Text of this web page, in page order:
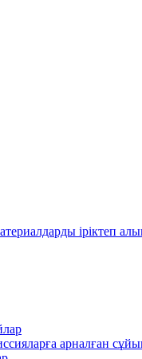
іріктеп
арналған